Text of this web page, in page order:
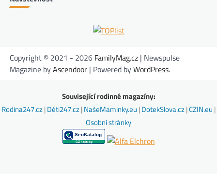
Copyright © 2021 - 2026 FamilyMag.cz | Newspulse
Magazine byAscendoor | Powered byWordPress.
Související rodinné magazíny:
Rodina247.cz|Děti247.cz|NašeMaminky.eu |DotekSlova.cz|CZIN.eu |
Osobní stránky